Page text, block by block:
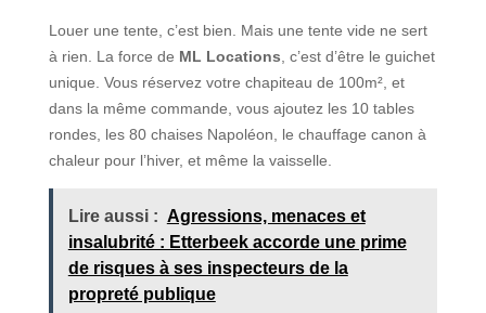
Louer une tente, c’est bien. Mais une tente vide ne sert
à rien. La force de ML Locations, c’est d’être le guichet
unique. Vous réservez votre chapiteau de 100m², et
dans la même commande, vous ajoutez les 10 tables
rondes, les 80 chaises Napoléon, le chauffage canon à
chaleur pour l’hiver, et même la vaisselle.
Lire aussi : Agressions, menaces et
insalubrité : Etterbeek accorde une prime
de risques à ses inspecteurs de la
propreté publique